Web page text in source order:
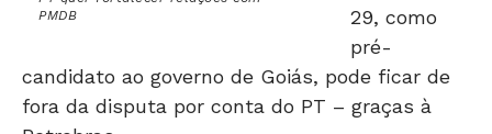
pré-
candidato ao governo de Goiás, pode ficar de
fora da disputa por conta do PT – graças à
Petrobras.